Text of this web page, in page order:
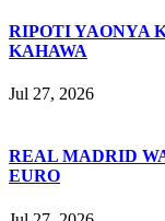
RIPOTI YAONYA
KAHAWA
Jul 27, 2026
REAL MADRID
EURO